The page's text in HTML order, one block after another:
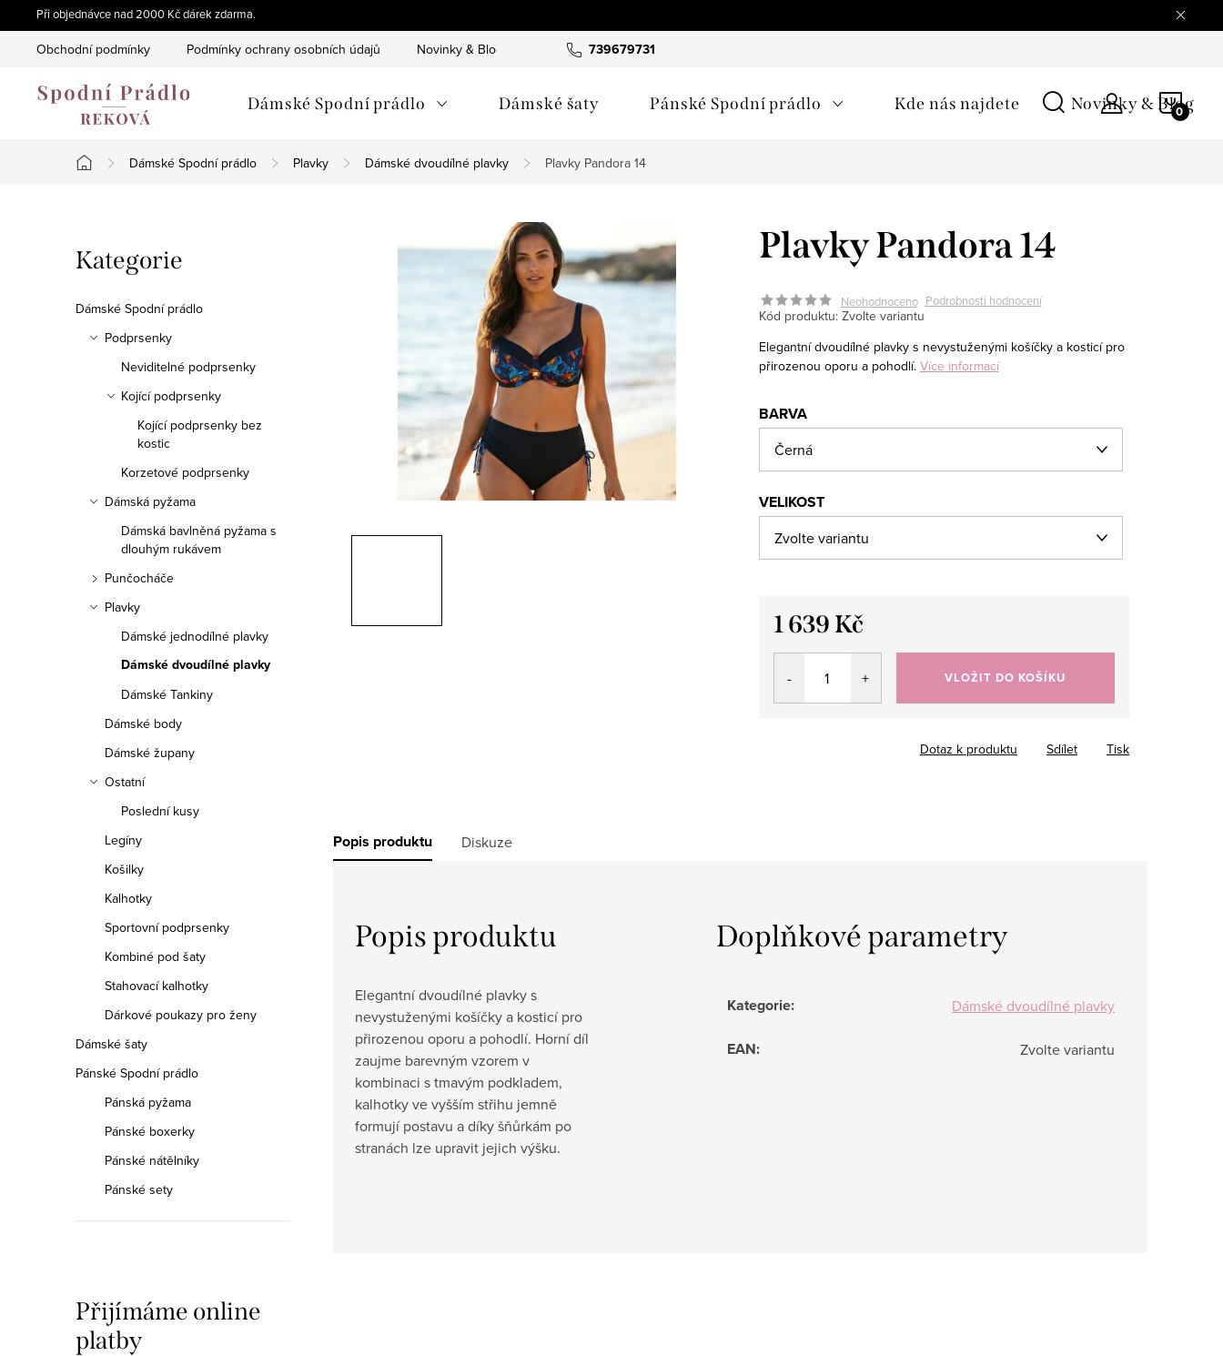
na
obsah
Při objednávce nad 2000 Kč dárek zdarma.
739679731
Obchodní podmínky Podmínky ochrany osobních údajů Novinky & Blog
Dámské Spodní prádlo Dámské šaty Pánské Spodní prádlo Kde nás najdete Novinky & Blog
Domů
Dámské Spodní prádlo Plavky Dámské dvoudílné plavky Plavky Pandora 14
o
s
Přeskočit
kategorie
Kategorie
Dámské Spodní prádlo
Podprsenky
Neviditelné podprsenky
Kojící podprsenky
Kojící podprsenky bez
kostic
Korzetové podprsenky
Dámská pyžama
Dámská bavlněná pyžama s
dlouhým rukávem
Punčocháče
Plavky
Dámské jednodílné plavky
Dámské dvoudílné plavky
Dámské Tankiny
Dámské body
Dámské župany
Ostatní
Poslední kusy
Legíny
Košilky
Kalhotky
Sportovní podprsenky
Kombiné pod šaty
Stahovací kalhotky
Dárkové poukazy pro ženy
Dámské šaty
Pánské Spodní prádlo
Pánská pyžama
Pánské boxerky
Pánské nátělníky
Pánské sety
Přijímáme online
platby
Plavky Pandora 14
Neohodnoceno Podrobnosti hodnocení
Kód produktu: Zvolte variantu
Elegantní dvoudílné plavky s nevystuženými košíčky a kosticí pro
přirozenou oporu a pohodlí. Více informací
BARVA
VELIKOST
1 639 Kč
Měrná
VLOŽIT DO KOŠÍKU
Tisk
Dotaz k produktu Sdílet
Popis produktu Diskuze
Popis produktu
Elegantní dvoudílné plavky s
nevystuženými košíčky a kosticí pro
přirozenou oporu a pohodlí. Horní díl
zaujme barevným vzorem v
kombinaci s tmavým podkladem,
kalhotky ve vyšším střihu jemně
formují postavu a díky šňůrkám po
stranách lze upravit jejich výšku.
Doplňkové parametry
Kategorie: Dámské dvoudílné plavky
EAN: Zvolte variantu